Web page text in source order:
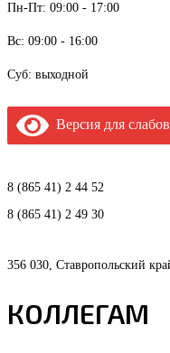
Пн-Пт: 09:00 - 17:00
Вс: 09:00 - 16:00
Суб: выходной
Версия для
8 (865 41) 2 44 52
8 (865 41) 2 49 30
356 030, Ставропольский
КОЛЛЕГАМ